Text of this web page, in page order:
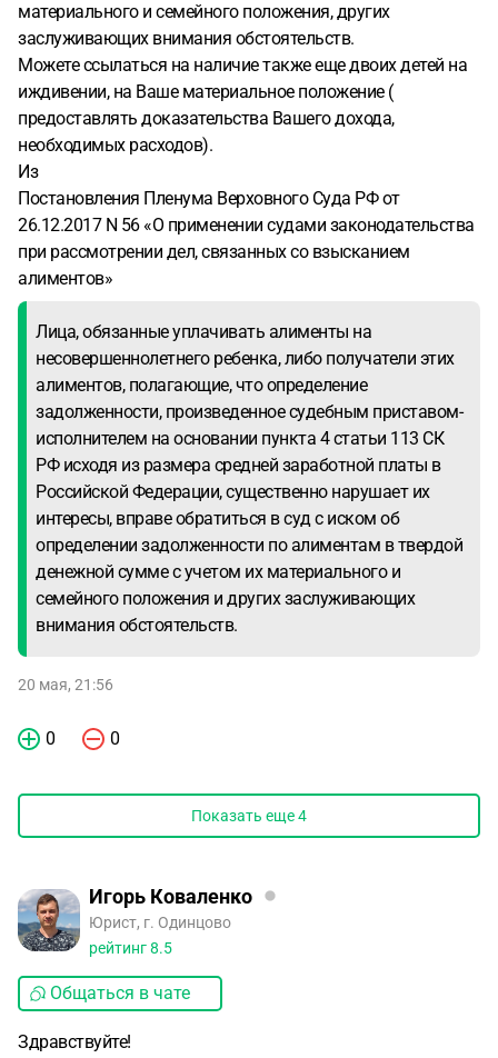
материального и семейного положения, других
заслуживающих внимания обстоятельств.
Можете ссылаться на наличие также еще двоих детей на
иждивении, на Ваше материальное положение (
предоставлять доказательства Вашего дохода,
необходимых расходов).
Из
Постановления Пленума Верховного Суда РФ от
26.12.2017 N 56 «О применении судами законодательства
при рассмотрении дел, связанных со взысканием
алиментов»
Лица, обязанные уплачивать алименты на
несовершеннолетнего ребенка, либо получатели этих
алиментов, полагающие, что определение
задолженности, произведенное судебным приставом-
исполнителем на основании пункта 4 статьи 113 СК
РФ исходя из размера средней заработной платы в
Российской Федерации, существенно нарушает их
интересы, вправе обратиться в суд с иском об
определении задолженности по алиментам в твердой
денежной сумме с учетом их материального и
семейного положения и других заслуживающих
внимания обстоятельств.
20 мая, 21:56
0 0
Показать еще4
Игорь Коваленко
Юрист, г. Одинцово
рейтинг8.5
Общаться в чате
Здравствуйте!